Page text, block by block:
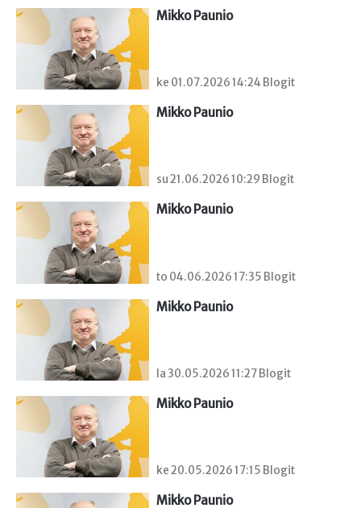
Mikko Paunio
ke 01.07.2026 14:24 Blogit
Mikko Paunio
su 21.06.2026 10:29 Blogit
Mikko Paunio
to 04.06.2026 17:35 Blogit
Mikko Paunio
la 30.05.2026 11:27 Blogit
Mikko Paunio
ke 20.05.2026 17:15 Blogit
Mikko Paunio